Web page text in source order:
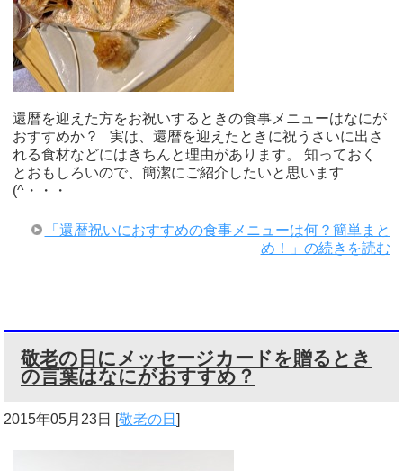
還暦を迎えた方をお祝いするときの食事メニューはなにが
おすすめか？ 実は、還暦を迎えたときに祝うさいに出さ
れる食材などにはきちんと理由があります。 知っておく
とおもしろいので、簡潔にご紹介したいと思います
(^・・・
「還暦祝いにおすすめの食事メニューは何？簡単まと
め！」の続きを読む
敬老の日にメッセージカードを贈るとき
の言葉はなにがおすすめ？
2015年05月23日 [敬老の日]